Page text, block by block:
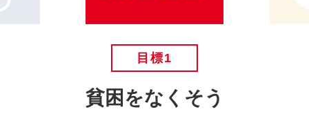
目標1
貧困をなくそう